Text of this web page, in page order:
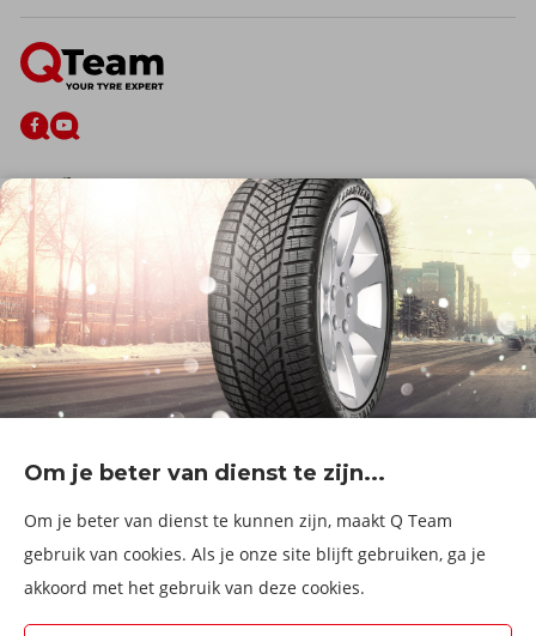
Om je beter van dienst te zijn...
Om je beter van dienst te kunnen zijn, maakt Q Team
gebruik van cookies. Als je onze site blijft gebruiken, ga je
akkoord met het gebruik van deze cookies.
De firma
Wie zijn wij?
Blog
Onze dienstverlening
Banden
Velgen
Diensten
Afspraak Maken
Informatie over
Professionele voertuigen
B2Bassistance
Werken bij QTeam
Maak een afspraak
Kies een service center